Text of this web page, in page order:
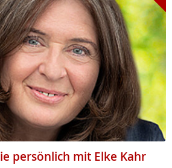
persönlich mit Elke Kahr